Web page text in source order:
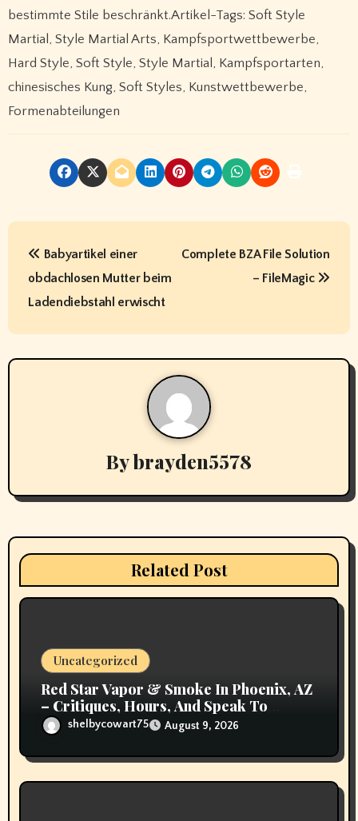
bestimmte Stile beschränkt.Artikel-Tags: Soft Style
Martial, Style Martial Arts, Kampfsportwettbewerbe,
Hard Style, Soft Style, Style Martial, Kampfsportarten,
chinesisches Kung, Soft Styles, Kunstwettbewerbe,
Formenabteilungen
P
t
n
g
a
Babyartikel einer
obdachlosen Mutter beim
Ladendiebstahl erwischt
Complete BZA File Solution
– FileMagic
Bybrayden5578
Related Post
Uncategorized
Red Star Vapor & Smoke In Phoenix, AZ
– Critiques, Hours, And Speak To
Detailsshelbycowart75 August 9, 2026